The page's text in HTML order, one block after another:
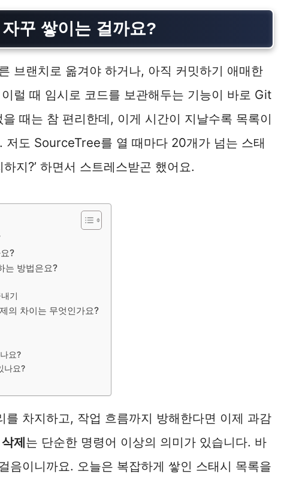
꾸 쌓이는 걸까요?
브랜치로 옮겨야 하거나, 아직 커밋하기 애매한
럴 때 임시로 코드를 보관해두는 기능이 바로 Git
때는 참 편리한데, 이게 시간이 지날수록 목록이
저도 SourceTree를 열 때마다 20개가 넘는 스태
지?’ 하면서 스트레스받곤 했어요.
?
는 방법은요?
기
의 차이는 무엇인가요?
요?
나요?
를 차지하고, 작업 흐름까지 방해한다면 이제 과감
제는 단순한 명령어 이상의 의미가 있습니다. 바
음이니까요. 오늘은 복잡하게 쌓인 스태시 목록을